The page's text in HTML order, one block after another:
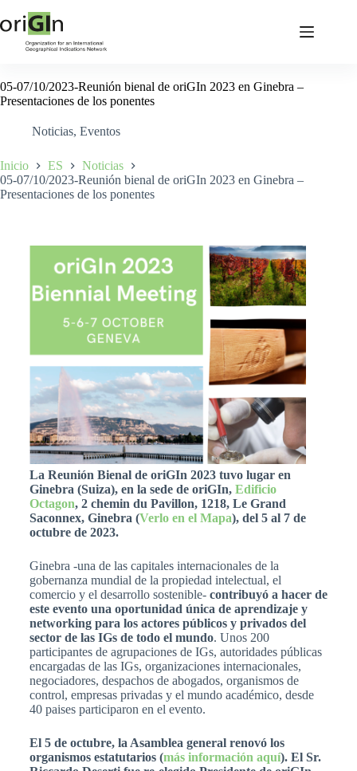
05-07/10/2023-Reunión bienal de oriGIn 2023 en Ginebra –
Presentaciones de los ponentes
Noticias, Eventos
Inicio ES
Noticias
05-07/10/2023-Reunión bienal de oriGIn 2023 en Ginebra –
Presentaciones de los ponentes
La Reunión Bienal de oriGIn 2023 tuvo lugar en
Ginebra (Suiza), en la sede de oriGIn, Edificio
Octagon, 2 chemin du Pavillon, 1218, Le Grand
Saconnex, Ginebra (Verlo en el Mapa), del 5 al 7 de
octubre de 2023.
Ginebra -una de las capitales internacionales de la
gobernanza mundial de la propiedad intelectual, el
comercio y el desarrollo sostenible- contribuyó a hacer de
este evento una oportunidad única de aprendizaje y
networking para los actores públicos y privados del
sector de las IGs de todo el mundo. Unos 200
participantes de agrupaciones de IGs, autoridades públicas
encargadas de las IGs, organizaciones internacionales,
negociadores, despachos de abogados, organismos de
control, empresas privadas y el mundo académico, desde
40 paises participaron en el evento.
El 5 de octubre, la Asamblea general renovó los
organismos estatutarios (más información aquí). El Sr.